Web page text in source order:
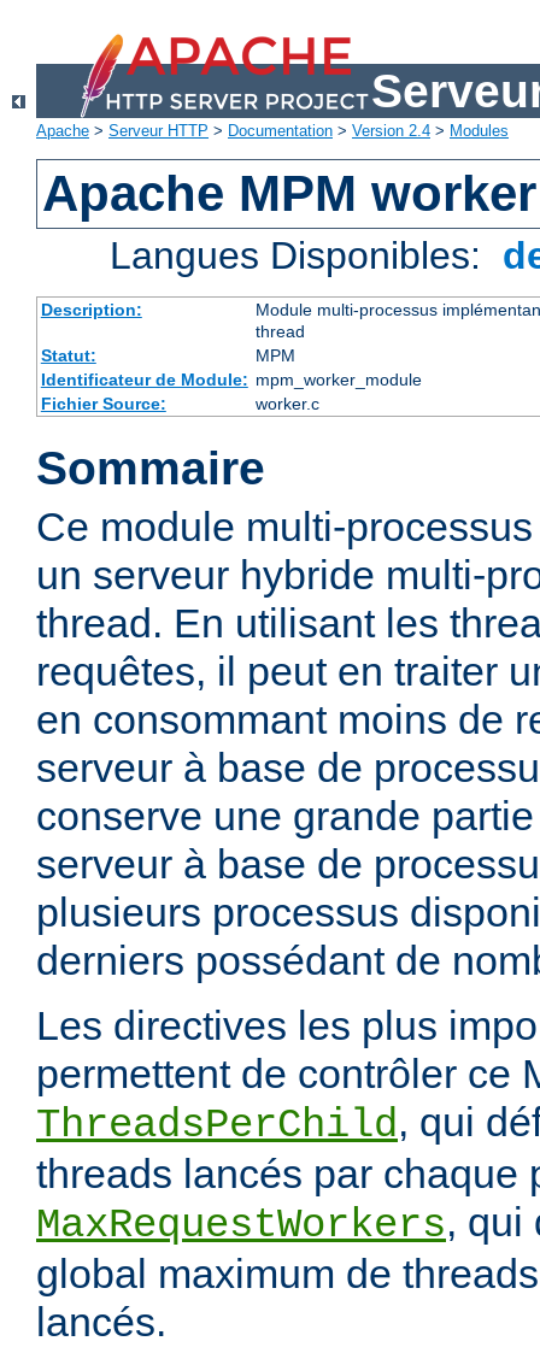
Apache > Serveur HTTP > Documentation > Version 2.4 > Modules
Apache MPM worker
Langues Disponibles:
Description:
Module multi-processus
thread
Statut:
MPM
Identificateur de Module: mpm_worker_module
Fichier Source:
worker.c
Sommaire
Ce module multi-
un serveur hybride multi-
thread. En utilisant les
requêtes, il peut en traiter
en consommant moins de
serveur à base de
conserve une grande
serveur à base de
plusieurs processus
derniers possédant de
Les directives les plus
permettent de contrôler ce
ThreadsPerChild, qui
threads lancés par chaque
MaxRequestWorkers, qui
global maximum de
lancés.